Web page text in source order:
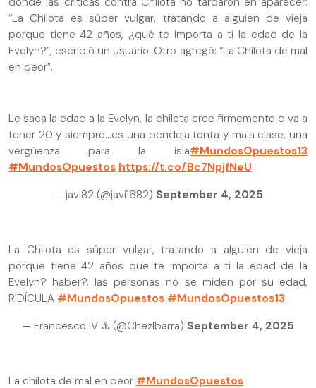
“La Chilota es súper vulgar, tratando a alguien de vieja
porque tiene 42 años, ¿qué te importa a ti la edad de la
Evelyn?”, escribió un usuario. Otro agregó: “La Chilota de mal
en peor”.
Le saca la edad a la Evelyn, la chilota cree firmemente q va a
tener 20 y siempre...es una pendeja tonta y mala clase, una
vergüenza para la isla#MundosOpuestos13
#MundosOpuestos https://t.co/Bc7NpjfNeU
— javi82 (@javi1682) September 4, 2025
La Chilota es súper vulgar, tratando a alguien de vieja
porque tiene 42 años que te importa a ti la edad de la
Evelyn? haber?, las personas no se miden por su edad,
RIDÍCULA #MundosOpuestos #MundosOpuestos13
— Francesco IV ⚓️ (@ChezIbarra) September 4, 2025
La chilota de mal en peor #MundosOpuestos